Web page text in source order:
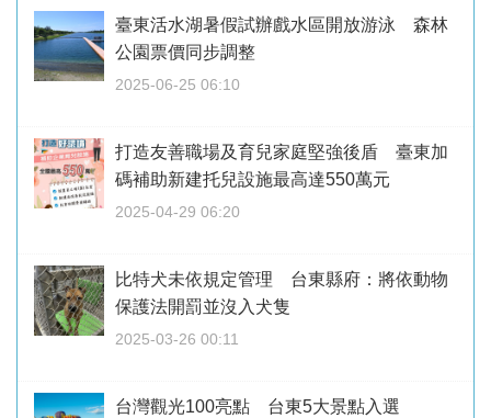
臺東活水湖暑假試辦戲水區開放游泳 森林
公園票價同步調整
2025-06-25 06:10
打造友善職場及育兒家庭堅強後盾 臺東加
碼補助新建托兒設施最高達550萬元
2025-04-29 06:20
比特犬未依規定管理 台東縣府：將依動物
保護法開罰並沒入犬隻
2025-03-26 00:11
台灣觀光100亮點 台東5大景點入選